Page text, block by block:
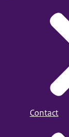
Contact